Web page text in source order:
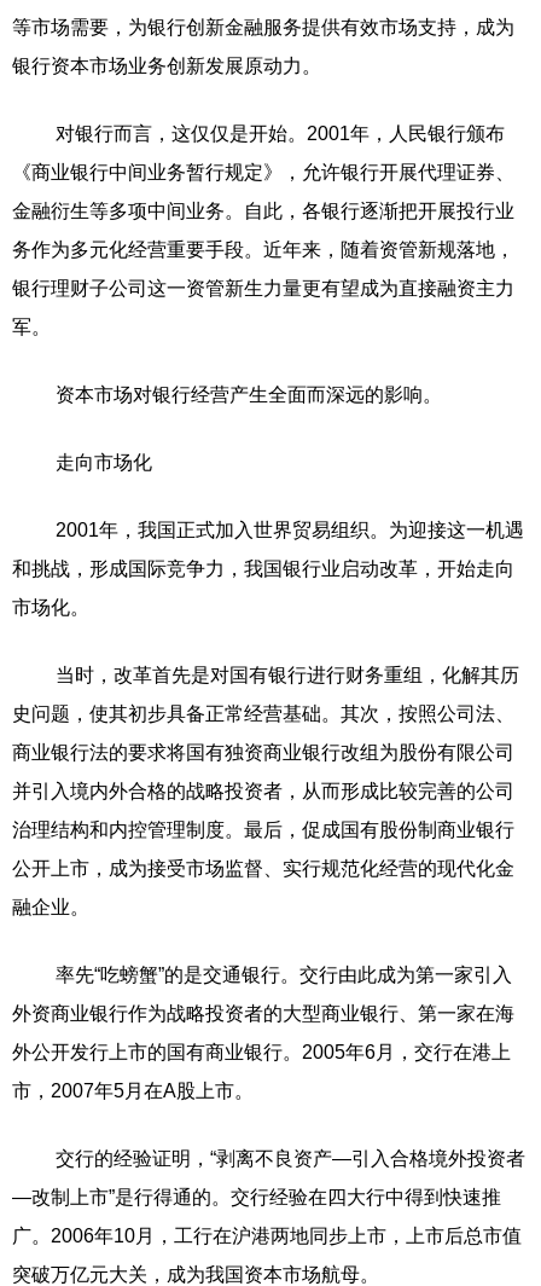
等市场需要，为银行创新金融服务提供有效市场支持，成为
银行资本市场业务创新发展原动力。
对银行而言，这仅仅是开始。2001年，人民银行颁布
《商业银行中间业务暂行规定》，允许银行开展代理证券、
金融衍生等多项中间业务。自此，各银行逐渐把开展投行业
务作为多元化经营重要手段。近年来，随着资管新规落地，
银行理财子公司这一资管新生力量更有望成为直接融资主力
军。
资本市场对银行经营产生全面而深远的影响。
走向市场化
2001年，我国正式加入世界贸易组织。为迎接这一机遇
和挑战，形成国际竞争力，我国银行业启动改革，开始走向
市场化。
当时，改革首先是对国有银行进行财务重组，化解其历
史问题，使其初步具备正常经营基础。其次，按照公司法、
商业银行法的要求将国有独资商业银行改组为股份有限公司
并引入境内外合格的战略投资者，从而形成比较完善的公司
治理结构和内控管理制度。最后，促成国有股份制商业银行
公开上市，成为接受市场监督、实行规范化经营的现代化金
融企业。
率先“吃螃蟹”的是交通银行。交行由此成为第一家引入
外资商业银行作为战略投资者的大型商业银行、第一家在海
外公开发行上市的国有商业银行。2005年6月，交行在港上
市，2007年5月在A股上市。
交行的经验证明，“剥离不良资产—引入合格境外投资者
—改制上市”是行得通的。交行经验在四大行中得到快速推
广。2006年10月，工行在沪港两地同步上市，上市后总市值
突破万亿元大关，成为我国资本市场航母。